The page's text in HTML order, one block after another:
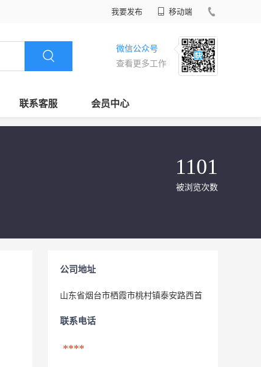
我要发布 移动端
微信公众号
查看更多工作
联系客服 会员中心
1101
被浏览次数
公司地址
山东省烟台市栖霞市桃村镇泰安路西首
联系电话
****